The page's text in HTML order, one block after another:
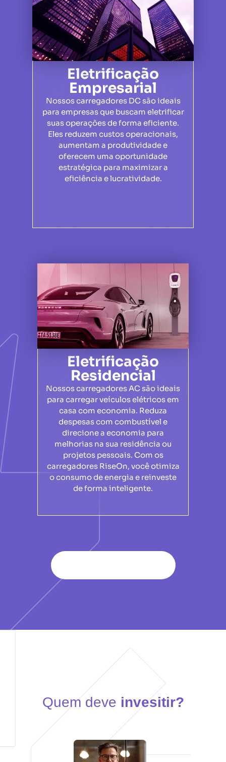
Eletrificação
Empresarial
Nossos carregadores DC são ideais
para empresas que buscam eletrificar
suas operações de forma eficiente.
Eles reduzem custos operacionais,
aumentam a produtividade e
oferecem uma oportunidade
estratégica para maximizar a
eficiência e lucratividade.
Eletrificação
Residencial
Nossos carregadores AC são ideais
para carregar veículos elétricos em
casa com economia. Reduza
despesas com combustível e
direcione a economia para
melhorias na sua residência ou
projetos pessoais. Com os
carregadores RiseOn, você otimiza
o consumo de energia e reinveste
de forma inteligente.
Quem deve invesitir?